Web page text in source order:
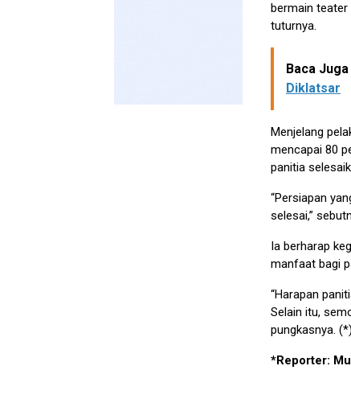
bermain teater
tuturnya.
Baca
Diklatsar
Menjelang
mencapai 80
panitia
“Persiapan
selesai,”
Ia berharap
manfaat bagi
“Harapan
Selain itu,
pungkasnya. (*)
*Reporter: